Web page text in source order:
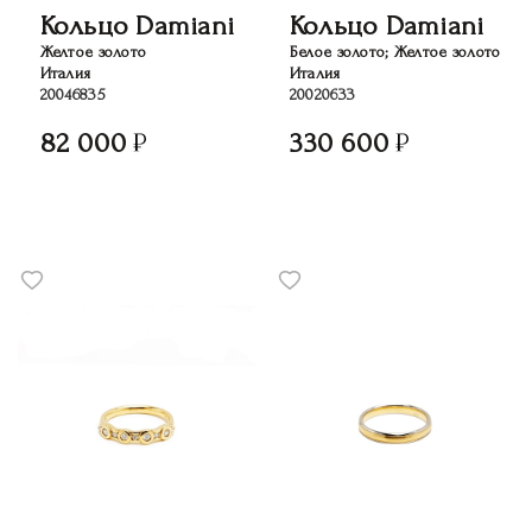
Кольцо Damiani
Желтое золото
Италия
20046835
82 000
Кольцо Damiani
Белое золото; Желтое золото
Италия
20020633
330 600